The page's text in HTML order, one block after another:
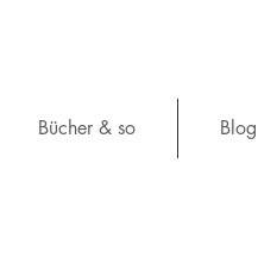
Bücher & so Blog